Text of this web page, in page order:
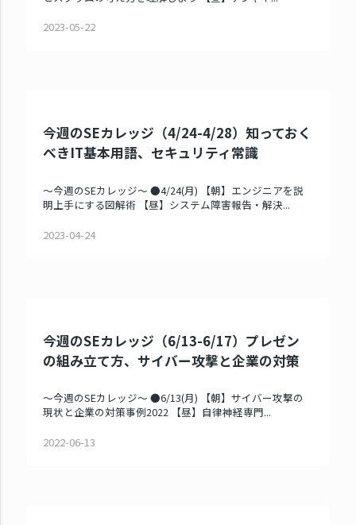
2023-05-22
今週のSEカレッジ（4/24-4/28）知っておく
べきIT基本用語、セキュリティ常識
～今週のSEカレッジ～ ●4/24(月) 【朝】エンジニアを説
明上手にする図解術 【昼】システム障害報告・解決...
2023-04-24
今週のSEカレッジ（6/13-6/17）プレゼン
の組み立て方、サイバー攻撃と企業の対策
～今週のSEカレッジ～ ●6/13(月) 【朝】サイバー攻撃の
現状と企業の対策事例2022 【昼】自律神経専門...
2022-06-13